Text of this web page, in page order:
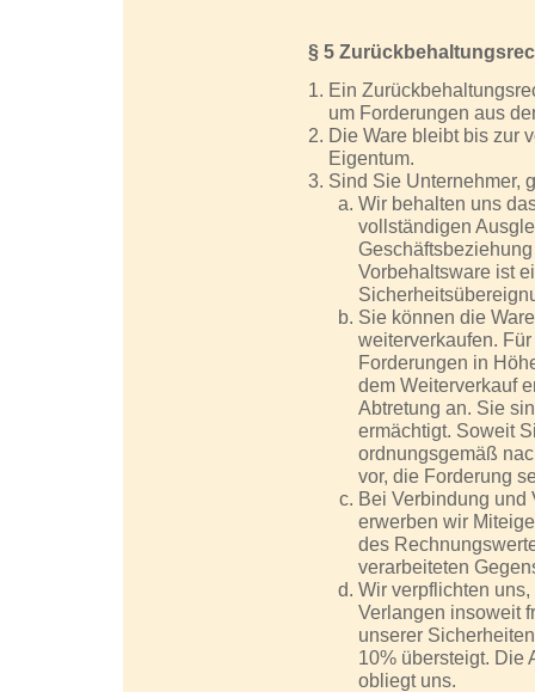
§ 5
Ein
um Forderungen aus
Die Ware bleibt bis zur
Eigentum.
Sind Sie Unternehmer,
Wir behalten uns
vollständigen
Vorbehaltsware ist
Sie können die
weiterverkaufen.
Forderungen in
dem Weiterverkauf
Abtretung an. Sie
ermächtigt. Soweit
ordnungsgemäß
vor, die Forderung
Bei Verbindung und
erwerben wir
des
verarbeiteten
Wir verpflichten
Verlangen insoweit
unserer
10% übersteigt. Die
obliegt uns.